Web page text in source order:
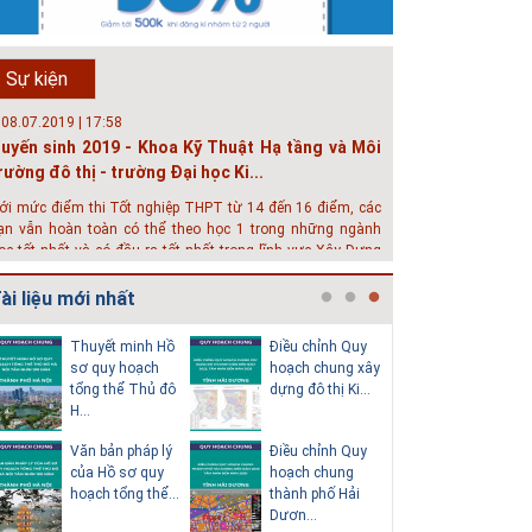
Sự kiện
nay, kỳ thi THPT quốc gia dự kiến diễn ra vào tháng 8.
Đại học Kiến trúc Hà Nội chúc các bạn học sinh cuối
ôn thi thật tốt MỜI QUÝ PHỤ HUYNH VÀ CÁC EM ĐÓN
GIAO LƯU TRỰC TUYẾN "TƯ VẤN TUYỂN SINH ĐẠI H...
| 17:58
sinh 2019 - Khoa Kỹ Thuật Hạ tầng và Môi
đô thị - trường Đại học Ki...
mức điểm thi Tốt nghiệp THPT từ 14 đến 16 điểm, các
vẫn hoàn toàn có thể theo học 1 trong những ngành
tốt nhất và có đầu ra tốt nhất trong lĩnh vực Xây Dựng
nay ở khoa ĐÔ THỊ. Khoa Đô Thị bảo đảm 100% t...
26.06.2018 | 10:57
thảo quốc tế ''Xây dựng đô thị thông minh –
Hướng đến phát triển bền vững” /...
triển đô thị thông minh và bền vững đang là mục tiêu
rất nhiều thành phố trên thế giới. Tại Việt Nam, đã có
20 tỉnh, thành phố trên toàn quốc đang triển khai hoặc
động các đề án về đô thị thông minh. Vi...
23.06.2018 | 15:37
thảo về sàn bê tông chất lượng cao tại Hà Nội
liệu mới nhất
Thuyết minh Hồ
sơ quy hoạch
tổng thể Thủ đô
H...
Văn bản pháp lý
của Hồ sơ quy
hoạch tổng thể...
Điều chỉnh Quy
hoạch chung xây
dựng đô thị Ki...
Điều chỉnh Quy
hoạch chung
thành phố Hải
Dươn...